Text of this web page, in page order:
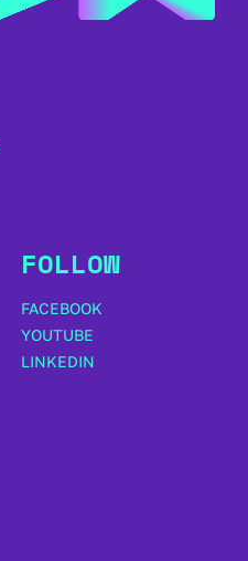
FOLLOW
FACEBOOK
YOUTUBE
LINKEDIN